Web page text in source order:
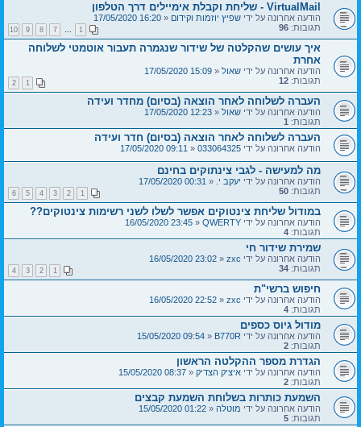
VirtualMail - שליחת וקבלת אימיילים דרך הטלפון
הודעה אחרונה על ידי שפיץ יוזמות וקידום «
16:20 17/05/2020
תגובות: 96
1
…
7
8
9
10
איך עושים שהקלטה של שידור שנגמרה תעבור אוטמטי לשלוחה
אחרת
הודעה אחרונה על ידי שאול «
15:09 17/05/2020
תגובות: 12
1
2
העברה לשלוחה לאחר הוצאה (בסיום) מחדר ועידה
הודעה אחרונה על ידי שאול «
12:23 17/05/2020
תגובות: 1
העברה לשלוחה לאחר הוצאה (בסיום) חדר ועידה
הודעה אחרונה על ידי 033064325
«
09:11 17/05/2020
מה למעישה - לגבי צינתוקים בחינם
הודעה אחרונה על ידי יעקב י. «
00:31 17/05/2020
תגובות: 50
1
2
3
4
5
6
במודול שליחת צינטוקים אפשר לשלו לשני רשימות צינטוקים??
הודעה אחרונה על ידי QWERTY
«
23:45 16/05/2020
תגובות: 4
שמירת שידור חי
הודעה אחרונה על ידי zxc
«
23:02 16/05/2020
תגובות: 34
1
2
3
4
חיפוש ברשי"ת
הודעה אחרונה על ידי zxc
«
22:52 16/05/2020
תגובות: 4
מודול גיוס כספים
הודעה אחרונה על ידי B770R
«
09:54 15/05/2020
תגובות: 2
הגדרת מספר ההקלטה הראשון
הודעה אחרונה על ידי איציק הצדיק «
08:37 15/05/2020
תגובות: 2
השמעת כותרות בשלוחת השמעת קבצים
הודעה אחרונה על ידי מוטלה «
01:22 15/05/2020
תגובות: 5